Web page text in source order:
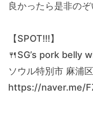
良かったら是非の
【SPOT!!!】
🍴SG’s pork belly
ソウル特別市 麻浦
https://naver.me/